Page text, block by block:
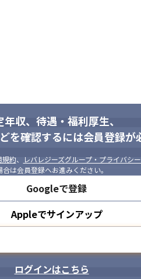
年収、待遇・福利厚生、
を確認するには会員登録が
規約、 レバレジーズグループ・プライバシ
は会員登録へお進みください。
Googleで登録
Appleでサインアップ
ログインはこちら